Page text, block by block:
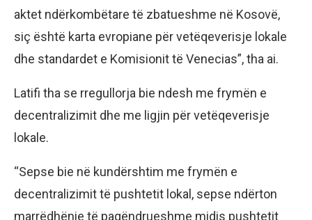
aktet ndërkombëtare të zbatueshme në Kosovë,
siç është karta evropiane për vetëqeverisje lokale
dhe standardet e Komisionit të Venecias”, tha ai.
Latifi tha se rregullorja bie ndesh me frymën e
decentralizimit dhe me ligjin për vetëqeverisje
lokale.
“Sepse bie në kundërshtim me frymën e
decentralizimit të pushtetit lokal, sepse ndërton
marrëdhënie të paqëndrueshme midis pushtetit